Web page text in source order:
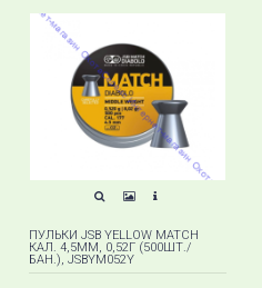
ПУЛЬКИ JSB YELLOW MATCH
КАЛ. 4,5ММ, 0,52Г (500ШТ./
БАН.), JSBYM052Y